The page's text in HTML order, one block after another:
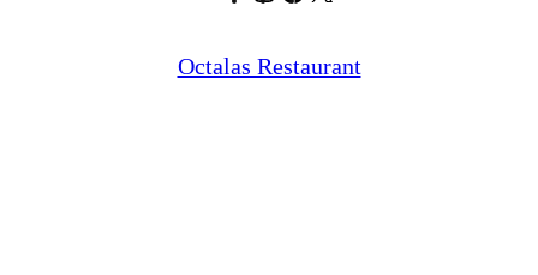
Octalas Restaurant